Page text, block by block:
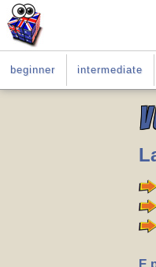
beginner intermediate
E